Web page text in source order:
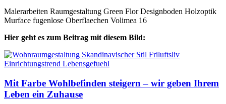
Malerarbeiten Raumgestaltung Green Flor Designboden Holzoptik
Murface fugenlose Oberflaechen Volimea 16
Hier geht es zum Beitrag mit diesem Bild:
Mit Farbe Wohlbefinden steigern – wir geben Ihrem
Leben ein Zuhause